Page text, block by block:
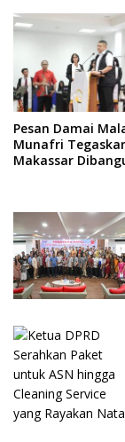
Pesan Damai
Munafri
Makassar